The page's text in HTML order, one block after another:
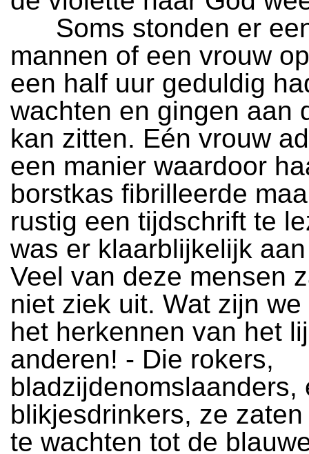
Soms stonden er
mannen of een vrouw
een half uur geduldig
wachten en gingen aan
kan zitten. Eén vrouw
een manier waardoor
borstkas fibrilleerde
rustig een tijdschrift te
was er klaarblijkelijk
Veel van deze mensen
niet ziek uit. Wat zijn
het herkennen van het
anderen! - Die rokers,
bladzijdenomslaanders,
blikjesdrinkers, ze
te wachten tot de